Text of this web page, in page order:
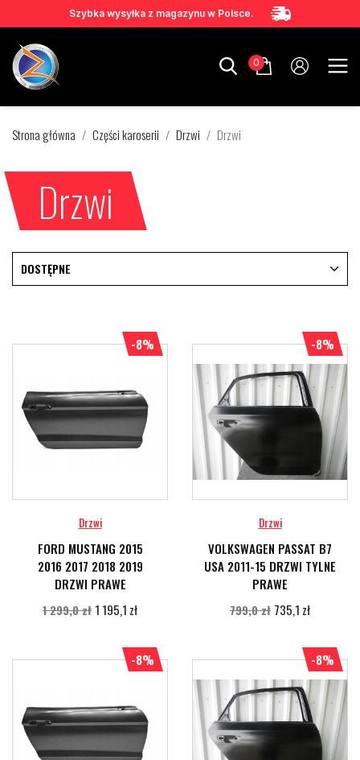
Szybka wysyłka z magazynu w Polsce.
0
Strona główna Części karoserii Drzwi Drzwi
Drzwi
DOSTĘPNE
Drzwi
FORD MUSTANG 2015
2016 2017 2018 2019
DRZWI PRAWE
1 299,0 zł 1 195,1 zł
-8%
Drzwi
VOLKSWAGEN PASSAT B7
USA 2011-15 DRZWI TYLNE
PRAWE
799,0 zł 735,1 zł
-8%
-8% -8%